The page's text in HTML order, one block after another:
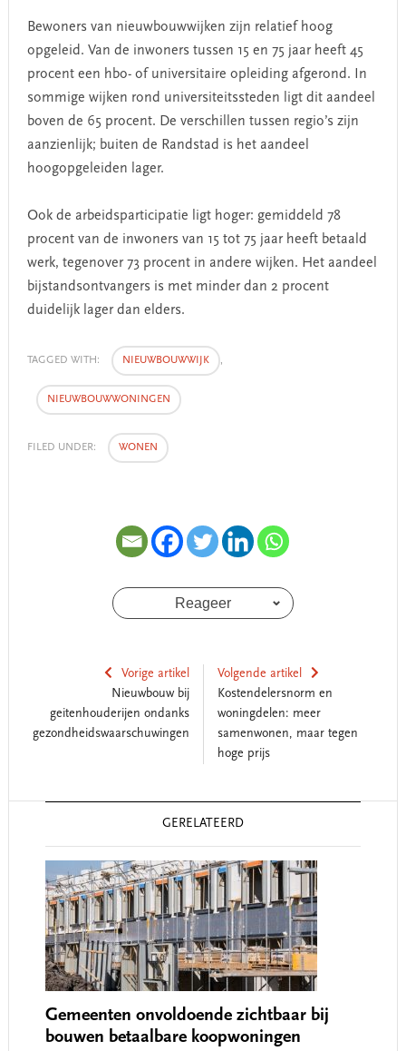
Bewoners van nieuwbouwwijken zijn relatief hoog
opgeleid. Van de inwoners tussen 15 en 75 jaar heeft 45
procent een hbo- of universitaire opleiding afgerond. In
sommige wijken rond universiteitssteden ligt dit aandeel
boven de 65 procent. De verschillen tussen regio’s zijn
aanzienlijk; buiten de Randstad is het aandeel
hoogopgeleiden lager.
Ook de arbeidsparticipatie ligt hoger: gemiddeld 78
procent van de inwoners van 15 tot 75 jaar heeft betaald
werk, tegenover 73 procent in andere wijken. Het aandeel
bijstandsontvangers is met minder dan 2 procent
duidelijk lager dan elders.
TAGGED WITH: NIEUWBOUWWIJK ,
NIEUWBOUWWONINGEN
FILED UNDER: WONEN
Reageer
Vorige artikel
Nieuwbouw bij
geitenhouderijen ondanks
gezondheidswaarschuwingen
Volgende artikel
Kostendelersnorm en
woningdelen: meer
samenwonen, maar tegen
hoge prijs
GERELATEERD
Gemeenten onvoldoende zichtbaar bij
bouwen betaalbare koopwoningen